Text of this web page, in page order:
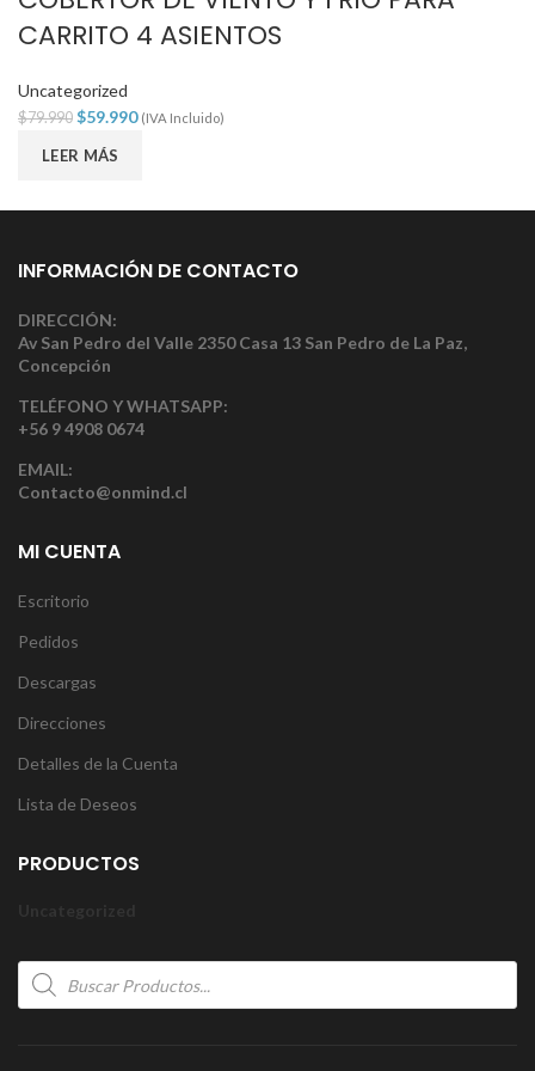
CARRITO 4 ASIENTOS
Uncategorized
$79.990 $59.990 (IVA Incluido)
LEER MÁS
INFORMACIÓN DE CONTACTO
DIRECCIÓN:
Av San Pedro del Valle 2350 Casa 13 San Pedro de La Paz,
Concepción
TELÉFONO Y WHATSAPP:
+56 9 4908 0674
EMAIL:
Contacto@onmind.cl
MI CUENTA
Escritorio
Pedidos
Descargas
Direcciones
Detalles de la Cuenta
Lista de Deseos
PRODUCTOS
Products
search